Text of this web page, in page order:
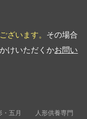
ざいます。 その場合
けいただくかお問い
・五月
人形供養専門